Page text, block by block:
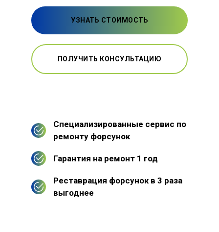
УЗНАТЬ СТОИМОСТЬ
ПОЛУЧИТЬ КОНСУЛЬТАЦИЮ
Специализированные сервис по
ремонту форсунок
Гарантия на ремонт 1 год
Реставрация форсунок в 3 раза
выгоднее